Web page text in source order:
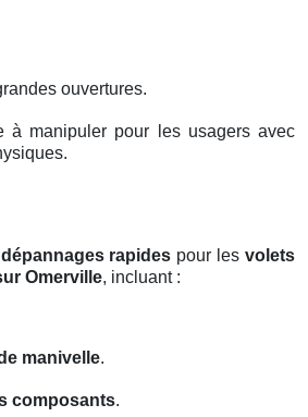
ouvertures.
à manipuler pour les usagers avec
dépannages rapides pour lesvolets
Omerville, incluant :
manivelle.
composants.